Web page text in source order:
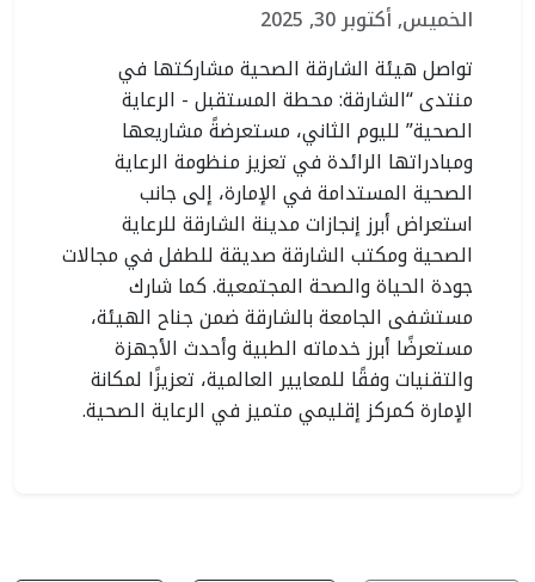
الخميس, أكتوبر 30, 2025
تواصل هيئة الشارقة الصحية مشاركتها في
منتدى “الشارقة: محطة المستقبل - الرعاية
الصحية” لليوم الثاني، مستعرضةً مشاريعها
ومبادراتها الرائدة في تعزيز منظومة الرعاية
الصحية المستدامة في الإمارة، إلى جانب
استعراض أبرز إنجازات مدينة الشارقة للرعاية
الصحية ومكتب الشارقة صديقة للطفل في مجالات
جودة الحياة والصحة المجتمعية. كما شارك
مستشفى الجامعة بالشارقة ضمن جناح الهيئة،
مستعرضًا أبرز خدماته الطبية وأحدث الأجهزة
والتقنيات وفقًا للمعايير العالمية، تعزيزًا لمكانة
الإمارة كمركز إقليمي متميز في الرعاية الصحية.